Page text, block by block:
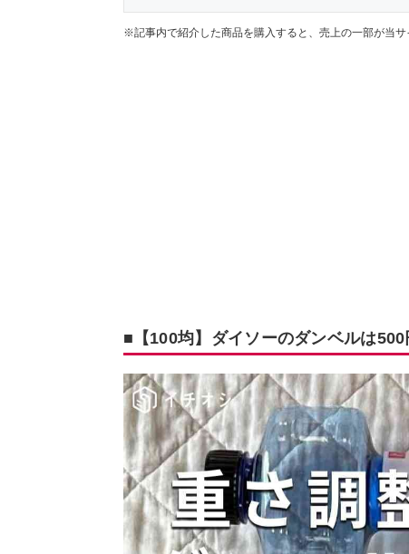
※記事内で紹介した商品を購入すると、売上の一部が当サ
■【100均】ダイソーのダンベルは